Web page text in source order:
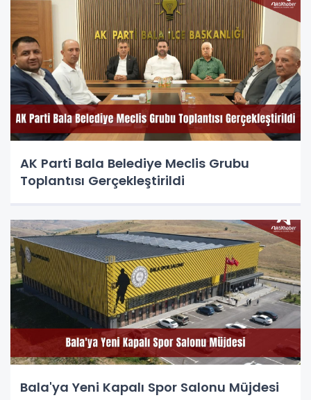
AK Parti Bala Belediye Meclis Grubu
Toplantısı Gerçekleştirildi
Bala'ya Yeni Kapalı Spor Salonu Müjdesi